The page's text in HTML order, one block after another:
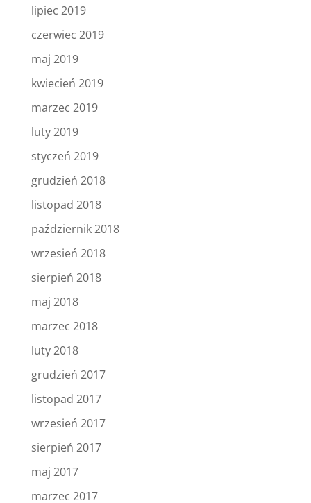
lipiec 2019
czerwiec 2019
maj 2019
kwiecień 2019
marzec 2019
luty 2019
styczeń 2019
grudzień 2018
listopad 2018
październik 2018
wrzesień 2018
sierpień 2018
maj 2018
marzec 2018
luty 2018
grudzień 2017
listopad 2017
wrzesień 2017
sierpień 2017
maj 2017
marzec 2017